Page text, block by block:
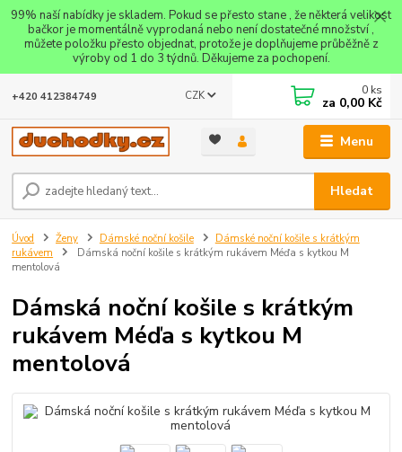
99% naší nabídky je skladem. Pokud se přesto stane , že některá velikost
bačkor je momentálně vyprodaná nebo není dostatečné množství ,
můžete položku přesto objednat, protože je doplňujeme průběžně z
výroby od 1 do 3 týdnů. Děkujeme za pochopení.
Menu
CZK
Hledat
+420 412384749 0 ks
za 0,00 Kč
Úvod Ženy Dámské noční košile
Dámské noční košile s krátkým
rukávem
Dámská noční košile s krátkým rukávem Méďa s kytkou M
mentolová
Dámská noční košile s krátkým
rukávem Méďa s kytkou M
mentolová